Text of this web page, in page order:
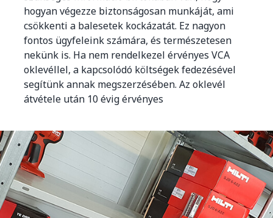
hogyan végezze biztonságosan munkáját, ami
csökkenti a balesetek kockázatát. Ez nagyon
fontos ügyfeleink számára, és természetesen
nekünk is. Ha nem rendelkezel érvényes VCA
oklevéllel, a kapcsolódó költségek fedezésével
segítünk annak megszerzésében. Az oklevél
átvétele után 10 évig érvényes